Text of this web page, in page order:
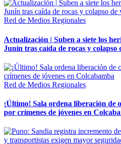
Red de Medios Regionales
Actualización | Suben a siete los
Junín tras caída de rocas y colapso
Red de Medios Regionales
¡Último! Sala ordena liberación de
por crímenes de jóvenes en